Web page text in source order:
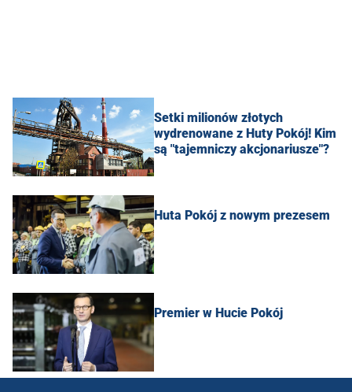
Setki milionów złotych
wydrenowane z Huty Pokój! Kim
są "tajemniczy akcjonariusze"?
Huta Pokój z nowym prezesem
Premier w Hucie Pokój